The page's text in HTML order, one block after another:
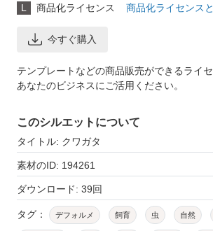
L 商品化ライセンス 商品化ライセンス
今すぐ購入
テンプレートなどの商品販売ができるライセ
あなたのビジネスにご活用ください。
このシルエットについて
タイトル: クワガタ
素材のID: 194261
ダウンロード: 39回
タグ： デフォルメ 飼育 虫 自然